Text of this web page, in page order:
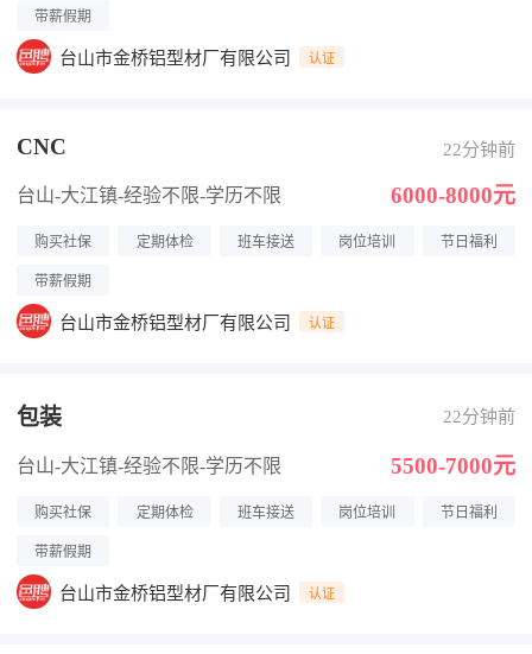
带薪假期
台山市金桥铝型材厂有限公司 认证
CNC 22分钟前
台山-大江镇-经验不限-学历不限 6000-8000元
购买社保 定期体检 班车接送 岗位培训 节日福利
带薪假期
台山市金桥铝型材厂有限公司 认证
包装 22分钟前
台山-大江镇-经验不限-学历不限 5500-7000元
购买社保 定期体检 班车接送 岗位培训 节日福利
带薪假期
台山市金桥铝型材厂有限公司 认证